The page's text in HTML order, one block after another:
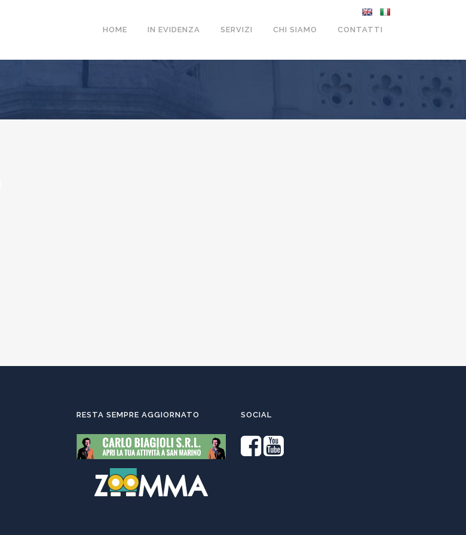
HOME IN EVIDENZA SERVIZI CHI SIAMO CONTATTI
RESTA SEMPRE AGGIORNATO SOCIAL